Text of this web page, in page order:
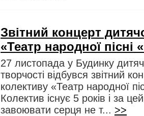
Звітний концерт
«Театр народної пісні
27 листопада у Будинку
творчості відбувся звітний
колективу «Театр народної
Колектив існує 5 років і за
завоювати серця не т... >>